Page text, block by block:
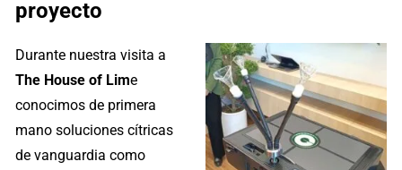
proyecto
Durante nuestra visita a
The House of Lime
conocimos de primera
mano soluciones cítricas
de vanguardia como